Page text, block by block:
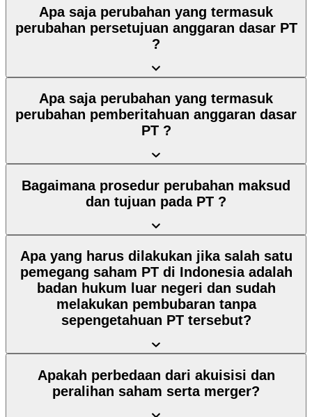
Apa saja perubahan yang termasuk
perubahan persetujuan anggaran dasar PT
?
Apa saja perubahan yang termasuk
perubahan pemberitahuan anggaran dasar
PT ?
Bagaimana prosedur perubahan maksud
dan tujuan pada PT ?
Apa yang harus dilakukan jika salah satu
pemegang saham PT di Indonesia adalah
badan hukum luar negeri dan sudah
melakukan pembubaran tanpa
sepengetahuan PT tersebut?
Apakah perbedaan dari akuisisi dan
peralihan saham serta merger?